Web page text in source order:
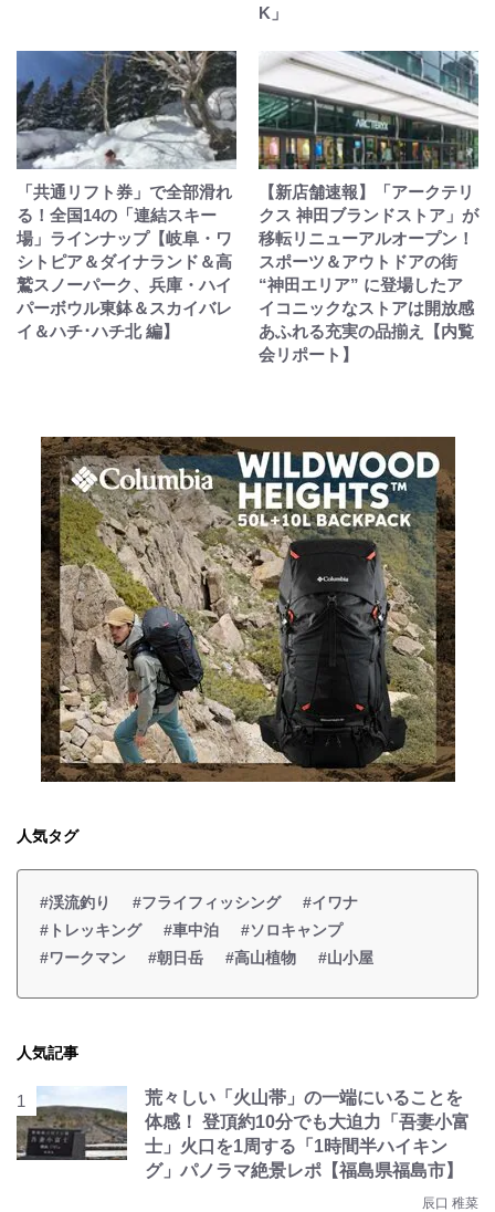
K」
「共通リフト券」で全部滑れ
る！全国14の「連結スキー
場」ラインナップ【岐阜・ワ
シトピア＆ダイナランド＆高
鷲スノーパーク、兵庫・ハイ
パーボウル東鉢＆スカイバレ
イ＆ハチ･ハチ北 編】
【新店舗速報】「アークテリ
クス 神田ブランドストア」が
移転リニューアルオープン！
スポーツ＆アウトドアの街
“神田エリア” に登場したア
イコニックなストアは開放感
あふれる充実の品揃え【内覧
会リポート】
人気タグ
#渓流釣り #フライフィッシング
#イワナ
#トレッキング
#車中泊
#ソロキャンプ
#ワークマン
#朝日岳 #高山植物 #山小屋
人気記事
荒々しい「火山帯」の一端にいることを
体感！ 登頂約10分でも大迫力「吾妻小富
士」火口を1周する「1時間半ハイキン
グ」パノラマ絶景レポ【福島県福島市】
辰口 稚菜